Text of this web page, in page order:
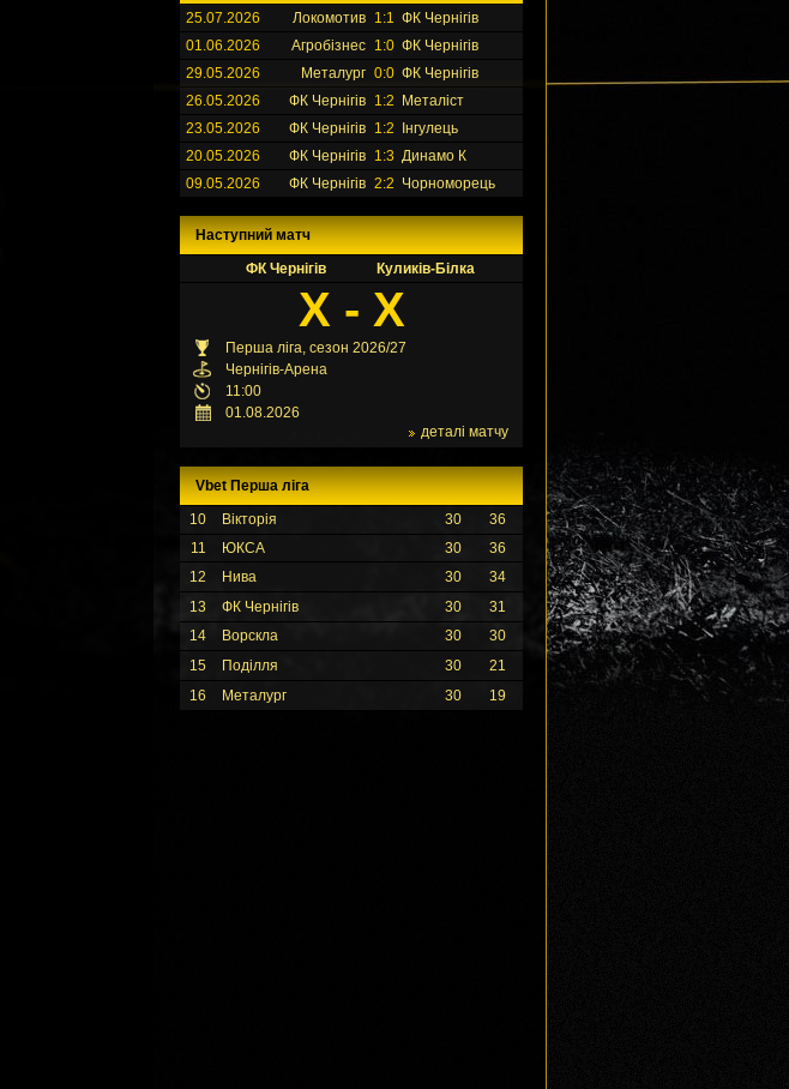
25.07.2026
Локомотив 1:1 ФК Чернігів
01.06.2026
Агробізнес 1:0 ФК Чернігів
29.05.2026
Металург 0:0 ФК Чернігів
26.05.2026
ФК Чернігів 1:2
Металіст
23.05.2026
ФК Чернігів 1:2
Інгулець
20.05.2026
ФК Чернігів 1:3 Динамо К
09.05.2026
ФК Чернігів 2:2 Чорноморець
Наступний матч
ФК Чернігів
Куликів-Білка
X - X
Перша ліга, сезон 2026/27
Чернігів-Арена
11:00
01.08.2026
деталі матчу
Vbet Перша ліга
10
Вікторія 30
36
11
ЮКСА 30
36
12
Нива 30
34
13
ФК Чернігів 30
31
14
Ворскла 30
30
15
Поділля 30
21
16
Металург 30 19